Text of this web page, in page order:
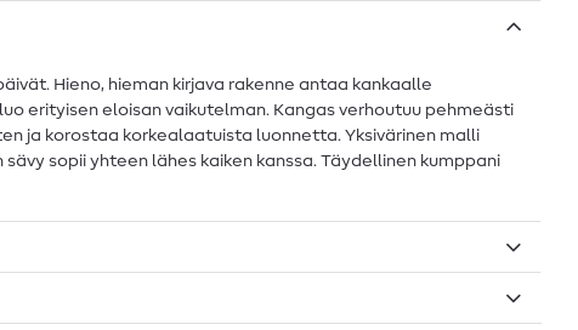
Hieno, hieman kirjava rakenne antaa kankaalle
erityisen eloisan vaikutelman. Kangas verhoutuu pehmeästi
ja korostaa korkealaatuista luonnetta. Yksivärinen malli
sopii yhteen lähes kaiken kanssa. Täydellinen kumppani